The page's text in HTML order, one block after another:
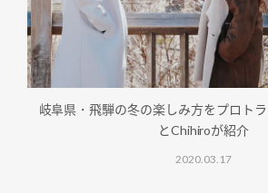
岐阜県・飛騨の冬の楽しみ方をプロト
とChihiroが紹介
2020.03.17